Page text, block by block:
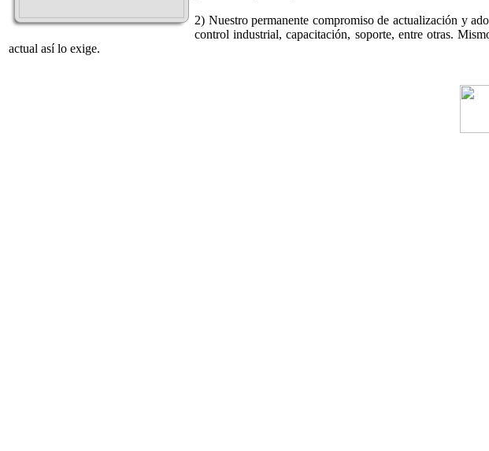
2) Nuestro permanente compromiso de actualización y
control industrial, capacitación, soporte, entre otras.
actual así lo exige.